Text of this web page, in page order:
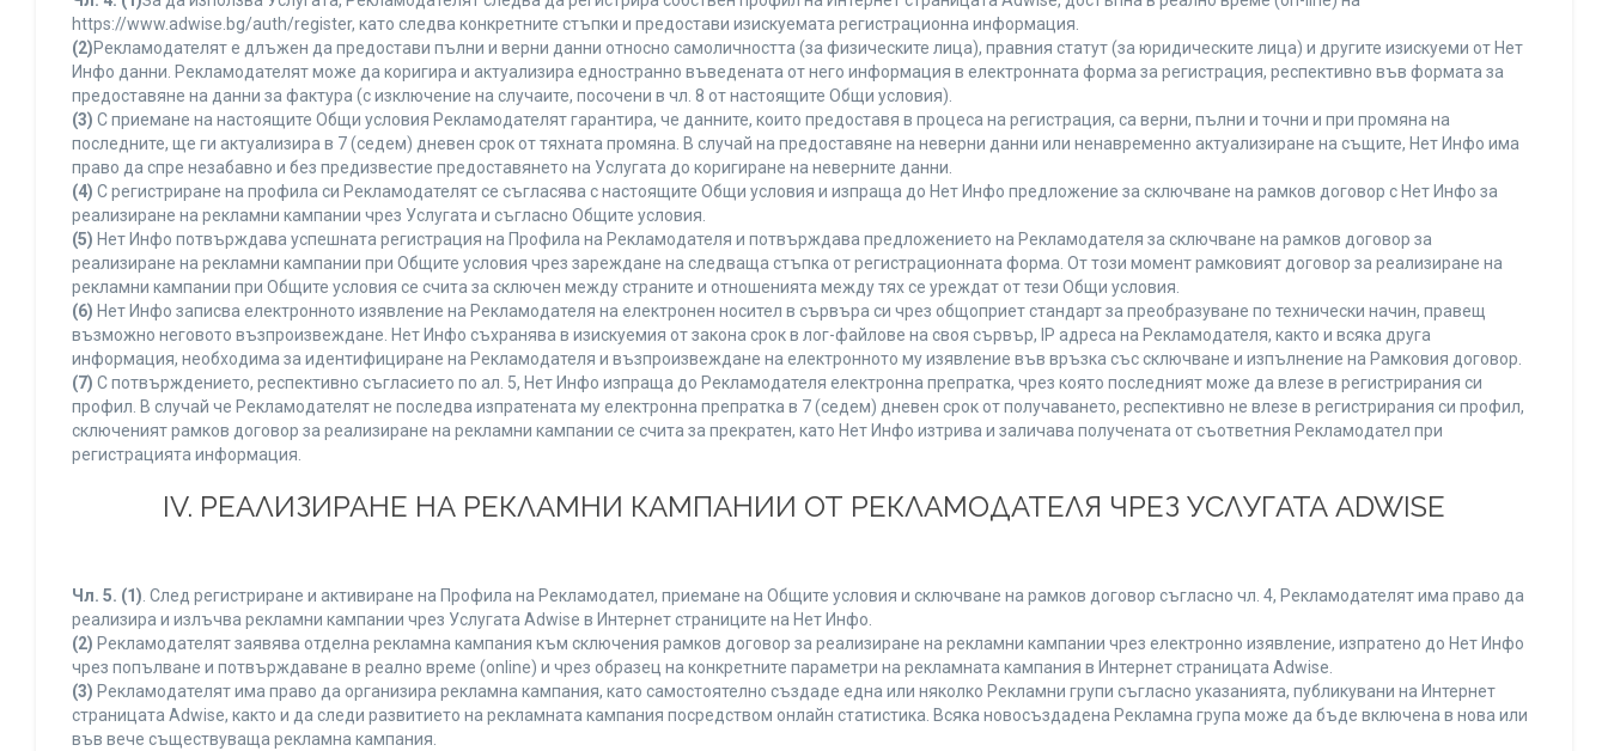
https://www.adwise.bg/auth/register, като следва конкретните стъпки и предостави изискуемата регистрационна информация.
(2)Рекламодателят е длъжен да предостави пълни и верни данни относно самоличността (за физическите лица), правния статут (за юридическите лица) и другите изискуеми от Нет
Инфо данни. Рекламодателят може да коригира и актуализира едностранно въведената от него информация в електронната форма за регистрация, респективно във формата за
предоставяне на данни за фактура (с изключение на случаите, посочени в чл. 8 от настоящите Общи условия).
(3) С приемане на настоящите Общи условия Рекламодателят гарантира, че данните, които предоставя в процеса на регистрация, са верни, пълни и точни и при промяна на
последните, ще ги актуализира в 7 (седем) дневен срок от тяхната промяна. В случай на предоставяне на неверни данни или ненавременно актуализиране на същите, Нет Инфо има
право да спре незабавно и без предизвестие предоставянето на Услугата до коригиране на неверните данни.
(4) С регистриране на профила си Рекламодателят се съгласява с настоящите Общи условия и изпраща до Нет Инфо предложение за сключване на рамков договор с Нет Инфо за
реализиране на рекламни кампании чрез Услугата и съгласно Общите условия.
(5) Нет Инфо потвърждава успешната регистрация на Профила на Рекламодателя и потвърждава предложението на Рекламодателя за сключване на рамков договор за
реализиране на рекламни кампании при Общите условия чрез зареждане на следваща стъпка от регистрационната форма. От този момент рамковият договор за реализиране на
рекламни кампании при Общите условия се счита за сключен между страните и отношенията между тях се уреждат от тези Общи условия.
(6) Нет Инфо записва електронното изявление на Рекламодателя на електронен носител в сървъра си чрез общоприет стандарт за преобразуване по технически начин, правещ
възможно неговото възпроизвеждане. Нет Инфо съхранява в изискуемия от закона срок в лог-файлове на своя сървър, IP адреса на Рекламодателя, както и всяка друга
информация, необходима за идентифициране на Рекламодателя и възпроизвеждане на електронното му изявление във връзка със сключване и изпълнение на Рамковия договор.
(7) С потвърждението, респективно съгласието по ал. 5, Нет Инфо изпраща до Рекламодателя електронна препратка, чрез която последният може да влезе в регистрирания си
профил. В случай че Рекламодателят не последва изпратената му електронна препратка в 7 (седем) дневен срок от получаването, респективно не влезе в регистрирания си профил,
сключеният рамков договор за реализиране на рекламни кампании се счита за прекратен, като Нет Инфо изтрива и заличава получената от съответния Рекламодател при
регистрацията информация.
IV. РЕАЛИЗИРАНЕ НА РЕКЛАМНИ КАМПАНИИ ОТ РЕКЛАМОДАТЕЛЯ ЧРЕЗ УСЛУГАТА ADWISE
Чл. 5. (1) . След регистриране и активиране на Профила на Рекламодател, приемане на Общите условия и сключване на рамков договор съгласно чл. 4, Рекламодателят има право да
реализира и излъчва рекламни кампании чрез Услугата Adwise в Интернет страниците на Нет Инфо.
(2) Рекламодателят заявява отделна рекламна кампания към сключения рамков договор за реализиране на рекламни кампании чрез електронно изявление, изпратено до Нет Инфо
чрез попълване и потвърждаване в реално време (online) и чрез образец на конкретните параметри на рекламната кампания в Интернет страницата Adwise.
(3) Рекламодателят има право да организира рекламна кампания, като самостоятелно създаде една или няколко Рекламни групи съгласно указанията, публикувани на Интернет
страницата Adwise, както и да следи развитието на рекламната кампания посредством онлайн статистика. Всяка новосъздадена Рекламна група може да бъде включена в нова или
във вече съществуваща рекламна кампания.